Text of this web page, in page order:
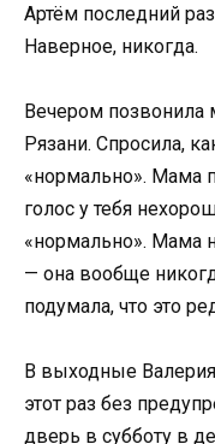
Артём последний
Наверное, никогда.
Вечером позвонила
Рязани. Спросила,
«нормально». Мама
голос у тебя
«нормально». Мама
— она вообще
подумала, что это
В выходные
этот раз без
дверь в субботу в